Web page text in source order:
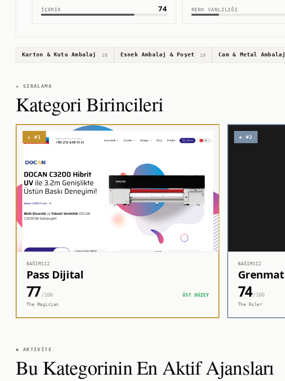
İÇERIK 74 RENK CANLILIĞI
Karton & Kutu Ambalaj 26 Esnek Ambalaj & Poşet 19 Cam & Metal Ambalaj
★ SIRALAMA
Kategori Birincileri
★ #1
BAĞIMSIZ
Pass Dijital
77/100
ÜST DÜZEY
The Magician
◈ #2
BAĞIMSIZ
Grenmat
74/100
The Ruler
◆ AKTIVITE
Bu Kategorinin En Aktif Ajansları